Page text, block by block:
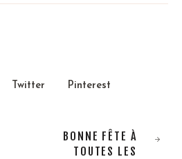
Twitter Pinterest
BONNE FÊTE À
TOUTES LES